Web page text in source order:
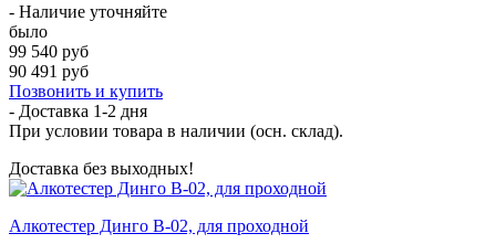
- Наличие уточняйте
было
99 540 руб
90 491 руб
Позвонить и купить
- Доставка 1-2 дня
При условии товара в наличии (осн. склад).
Доставка без выходных!
Алкотестер Динго В-02, для проходной